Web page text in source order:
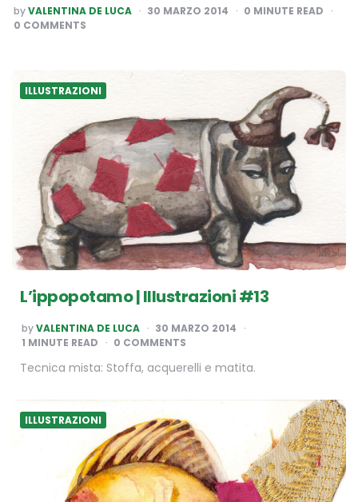
POSTED
BY
byVALENTINA DE LUCA 30 MARZO 2014 0 MINUTE READ
0 COMMENTS
ILLUSTRAZIONI
L’ippopotamo | Illustrazioni #13
POSTED
BY
byVALENTINA DE LUCA
30 MARZO 2014
1 MINUTE READ 0 COMMENTS
Tecnica mista: Stoffa, acquerelli e matita.
ILLUSTRAZIONI